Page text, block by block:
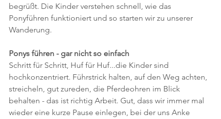
begrüßt. Die Kinder verstehen schnell, wie das
Ponyführen funktioniert und so starten wir zu unserer
Wanderung.
Ponys führen - gar nicht so einfach
Schritt für Schritt, Huf für Huf...die Kinder sind
hochkonzentriert. Führstrick halten, auf den Weg achten,
streicheln, gut zureden, die Pferdeohren im Blick
behalten - das ist richtig Arbeit. Gut, dass wir immer mal
wieder eine kurze Pause einlegen, bei der uns Anke